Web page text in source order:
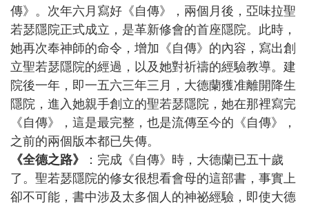
傳》。次年六月寫好《自傳》，兩個月後，亞味拉聖
若瑟隱院正式成立，是革新修會的首座隱院。此時，
她再次奉神師的命令，增加《自傳》的內容，寫出創
立聖若瑟隱院的經過，以及她對祈禱的經驗教導。建
院後一年，即一五六三年三月，大德蘭獲准離開降生
隱院，進入她親手創立的聖若瑟隱院，她在那裡寫完
《自傳》，這是最完整，也是流傳至今的《自傳》，
之前的兩個版本都已失傳。
《全德之路》
：完成《自傳》時，大德蘭已五十歲
了。聖若瑟隱院的修女很想看會母的這部書，事實上
卻不可能，書中涉及太多個人的神祕經驗，即使大德